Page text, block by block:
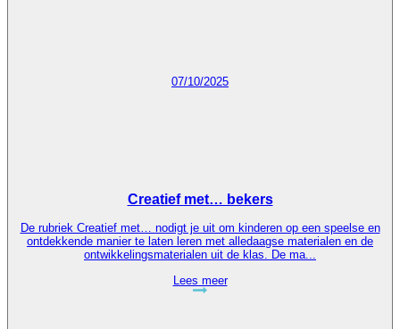
07/10/2025
Creatief met… bekers
De rubriek Creatief met… nodigt je uit om kinderen op een speelse en
ontdekkende manier te laten leren met alledaagse materialen en de
ontwikkelingsmaterialen uit de klas. De ma...
Lees meer